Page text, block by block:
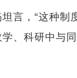
，“这种制
、科研中与